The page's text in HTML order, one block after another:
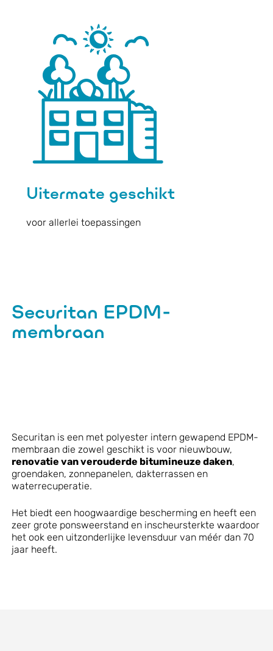
Uitermate geschikt
voor allerlei toepassingen
Securitan EPDM-
membraan
Securitan is een met polyester intern gewapend EPDM-
membraan die zowel geschikt is voor nieuwbouw,
renovatie van verouderde bitumineuze daken,
groendaken, zonnepanelen, dakterrassen en
waterrecuperatie.
Het biedt een hoogwaardige bescherming en heeft een
zeer grote ponsweerstand en inscheursterkte waardoor
het ook een uitzonderlijke levensduur van méér dan 70
jaar heeft.